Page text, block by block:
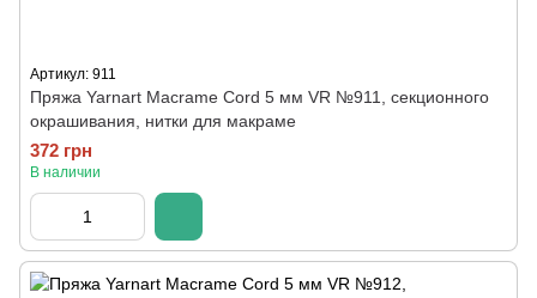
Артикул: 911
Пряжа Yarnart Macrame Cord 5 мм VR №911, секционного
окрашивания, нитки для макраме
372 грн
В наличии